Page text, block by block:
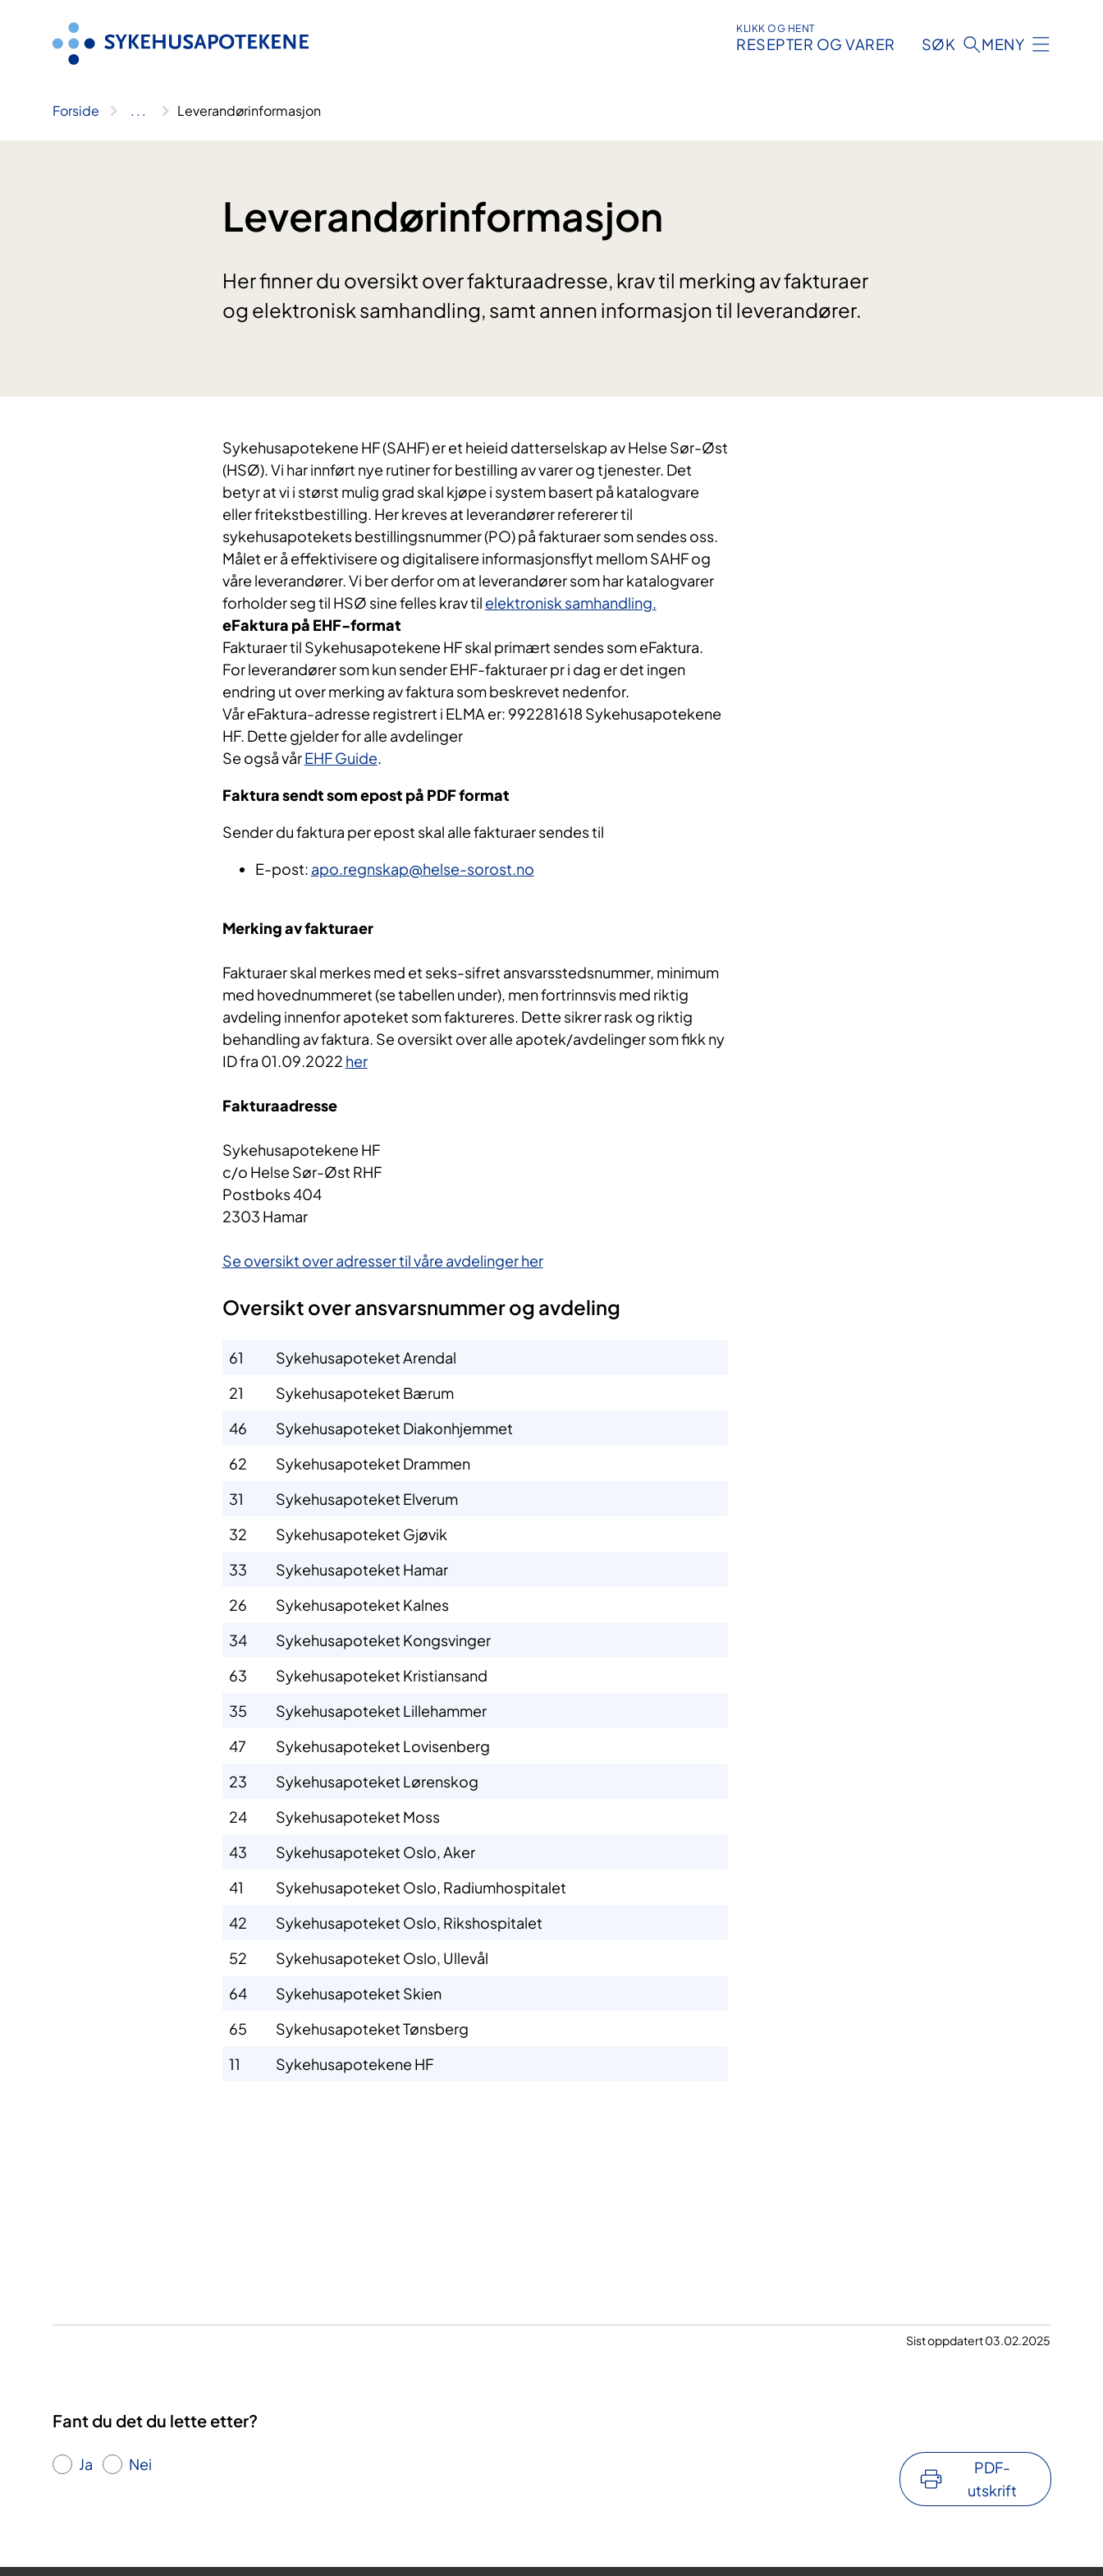
KLIKK OG HENT
RESEPTER OG VARER SØK MENY
Forside .. . Leverandørinformasjon
Leverandørinformasjon
Her finner du oversikt over fakturaadresse, krav til merking av fakturaer
og elektronisk samhandling, samt annen informasjon til leverandører.
Sykehusapotekene HF (SAHF) er et heieid datterselskap av Helse Sør-Øst
(HSØ). Vi har innført nye rutiner for bestilling av varer og tjenester. Det
betyr at vi i størst mulig grad skal kjøpe i system basert på katalogvare
eller fritekstbestilling. Her kreves at leverandører refererer til
sykehusapotekets bestillingsnummer (PO) på fakturaer som sendes oss.
Målet er å effektivisere og digitalisere informasjonsflyt mellom SAHF og
våre leverandører. Vi ber derfor om at leverandører som har katalogvarer
forholder seg til HSØ sine felles krav til elektronisk samhandling.
eFaktura på EHF-format
Fakturaer til Sykehusapotekene HF skal primært sendes som eFaktura.
For leverandører som kun sender EHF-fakturaer pr i dag er det ingen
endring ut over merking av faktura som beskrevet nedenfor.
Vår eFaktura-adresse registrert i ELMA er: 992281618 Sykehusapotekene
HF. Dette gjelder for alle avdelinger
Se også vårEHF Guide.
Faktura sendt som epost på PDF format
Sender du faktura per epost skal alle fakturaer sendes til
E-post: apo.regnskap@helse-sorost.no
Merking av fakturaer
Fakturaer skal merkes med et seks-sifret ansvarsstedsnummer, minimum
med hovednummeret (se tabellen under), men fortrinnsvis med riktig
avdeling innenfor apoteket som faktureres. Dette sikrer rask og riktig
behandling av faktura. Se oversikt over alle apotek/avdelinger som fikk ny
ID fra 01.09.2022 her
Fakturaadresse
Sykehusapotekene HF
c/o Helse Sør-Øst RHF
Postboks 404​
2303 Hamar
Se oversikt over adresser til våre avdelinger her​
Oversikt over a​nsvarsnummer og avdeling​
61​​
Sykehusapoteket Arendal
21
Sykehusapoteket Bærum
46
Sykehusapoteket Diakonhjemmet
62
Sykehusapoteket Drammen
31
Sykehusapoteket Elverum
32
Sykehusapoteket Gjøvik
33
Sykehusapoteket Hamar
26
Sykehusapoteket Kalnes
34
Sykehusapoteket Kongsvinger
63
Sykehusapoteket Kristiansand
35
Sykehusapoteket Lillehammer
47
Sykehusapoteket Lovisenberg
23
Sykehusapoteket Lørenskog
24
Sykehusapoteket Moss
43
Sykehusapoteket Oslo, Aker
41
Sykehusapoteket Oslo, Radiumhospitalet
42
Sykehusapoteket Oslo, Rikshospitalet
52
Sykehusapoteket Oslo, Ullevål
64
Sykehusapoteket Skien
65
Sykehusapoteket Tønsberg
11
Sykehusapotekene HF
Sist oppdatert 03.02.2025
Fant du det du lette etter?
Ja Nei
PDF-
utskrift